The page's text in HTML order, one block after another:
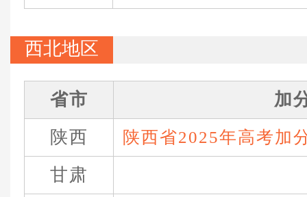
西北地区
省市
加
陕西
陕西省2025年高考加
甘肃